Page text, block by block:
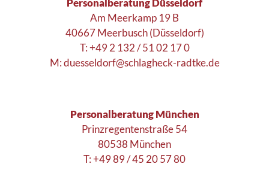
Personalberatung Düsseldorf
Am Meerkamp 19 B
40667 Meerbusch (Düsseldorf)
T: +49 2 132 / 51 02 17 0
M:duesseldorf@schlagheck-radtke.de
Personalberatung München
Prinzregentenstraße 54
80538 München
T: +49 89 / 45 20 57 80